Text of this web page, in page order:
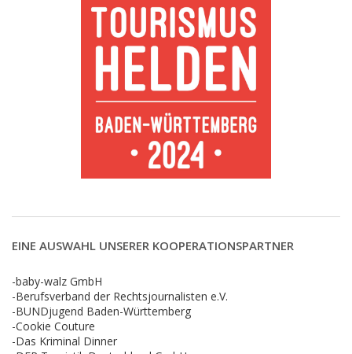
EINE AUSWAHL UNSERER KOOPERATIONSPARTNER
-baby-walz GmbH
-Berufsverband der Rechtsjournalisten e.V.
-BUNDjugend Baden-Württemberg
-Cookie Couture
-Das Kriminal Dinner